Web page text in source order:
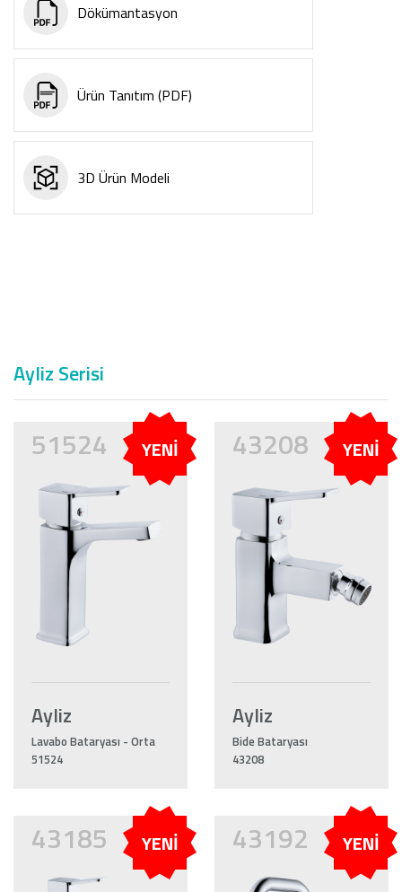
Dökümantasyon
Ürün Tanıtım (PDF)
3D Ürün Modeli
Ayliz Serisi
51524 YENİ
Ayliz
Lavabo Bataryası - Orta
51524
43208 YENİ
Ayliz
Bide Bataryası
43208
43185 YENİ 43192 YENİ